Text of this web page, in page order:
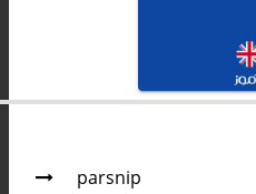
parsnip